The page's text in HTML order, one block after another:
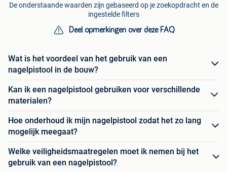
De onderstaande waarden zijn gebaseerd op je zoekopdracht en de
ingestelde filters
Deel opmerkingen over deze FAQ
Wat is het voordeel van het gebruik van een
nagelpistool in de bouw?
Kan ik een nagelpistool gebruiken voor verschillende
materialen?
Hoe onderhoud ik mijn nagelpistool zodat het zo lang
mogelijk meegaat?
Welke veiligheidsmaatregelen moet ik nemen bij het
gebruik van een nagelpistool?